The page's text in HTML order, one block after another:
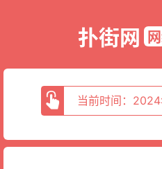
扑街网
当前时间：